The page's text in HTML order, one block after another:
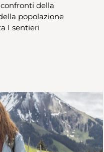
della
popolazione
I sentieri